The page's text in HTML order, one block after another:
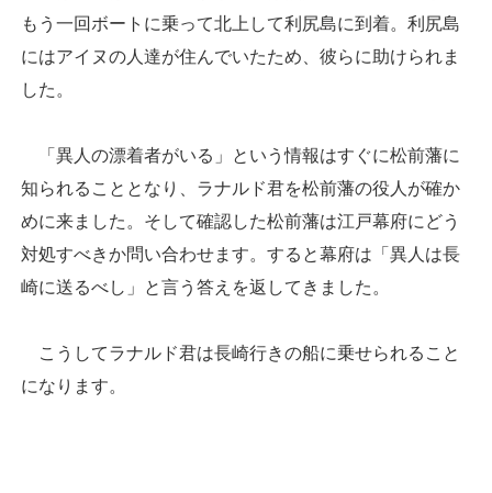
もう一回ボートに乗って北上して利尻島に到着。利尻島
にはアイヌの人達が住んでいたため、彼らに助けられま
した。
「異人の漂着者がいる」という情報はすぐに松前藩に
知られることとなり、ラナルド君を松前藩の役人が確か
めに来ました。そして確認した松前藩は江戸幕府にどう
対処すべきか問い合わせます。すると幕府は「異人は長
崎に送るべし」と言う答えを返してきました。
こうしてラナルド君は長崎行きの船に乗せられること
になります。